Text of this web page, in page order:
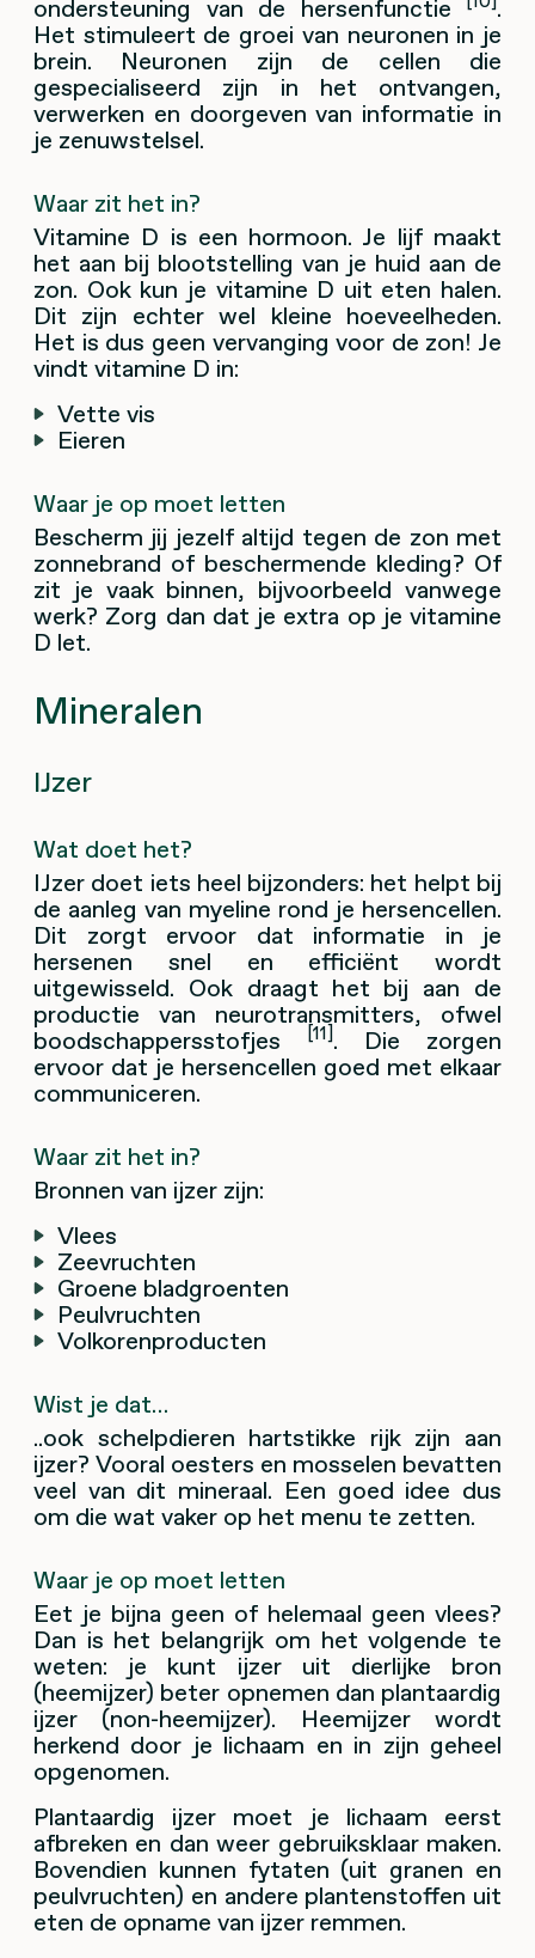
ondersteuning van de hersenfunctie .
Het stimuleert de groei van neuronen in je
brein. Neuronen zijn de cellen die
gespecialiseerd zijn in het ontvangen,
verwerken en doorgeven van informatie in
je zenuwstelsel.
Waar zit het in?
Vitamine D is een hormoon. Je lijf maakt
het aan bij blootstelling van je huid aan de
zon. Ook kun je vitamine D uit eten halen.
Dit zijn echter wel kleine hoeveelheden.
Het is dus geen vervanging voor de zon! Je
vindt vitamine D in:
Vette vis
Eieren
Waar je op moet letten
Bescherm jij jezelf altijd tegen de zon met
zonnebrand of beschermende kleding? Of
zit je vaak binnen, bijvoorbeeld vanwege
werk? Zorg dan dat je extra op je vitamine
D let.
Mineralen
IJzer
Wat doet het?
IJzer doet iets heel bijzonders: het helpt bij
de aanleg van myeline rond je hersencellen.
Dit zorgt ervoor dat informatie in je
hersenen snel en efficiënt wordt
uitgewisseld. Ook draagt het bij aan de
productie van neurotransmitters, ofwel
boodschappersstofjes [11]. Die zorgen
ervoor dat je hersencellen goed met elkaar
communiceren.
Waar zit het in?
Bronnen van ijzer zijn:
Vlees
Zeevruchten
Groene bladgroenten
Peulvruchten
Volkorenproducten
Wist je dat…
..ook schelpdieren hartstikke rijk zijn aan
ijzer? Vooral oesters en mosselen bevatten
veel van dit mineraal. Een goed idee dus
om die wat vaker op het menu te zetten.
Waar je op moet letten
Eet je bijna geen of helemaal geen vlees?
Dan is het belangrijk om het volgende te
weten: je kunt ijzer uit dierlijke bron
(heemijzer) beter opnemen dan plantaardig
ijzer (non-heemijzer). Heemijzer wordt
herkend door je lichaam en in zijn geheel
opgenomen.
Plantaardig ijzer moet je lichaam eerst
afbreken en dan weer gebruiksklaar maken.
Bovendien kunnen fytaten (uit granen en
peulvruchten) en andere plantenstoffen uit
eten de opname van ijzer remmen.